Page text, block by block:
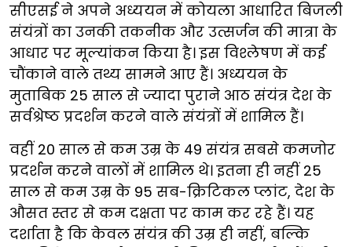
सीएसई ने अपने अध्ययन में कोयला आधारित बिजली
संयंत्रों का उनकी तकनीक और उत्सर्जन की मात्रा के
आधार पर मूल्यांकन किया है। इस विश्लेषण में कई
चौंकाने वाले तथ्य सामने आए हैं। अध्ययन के
मुताबिक 25 साल से ज्यादा पुराने आठ संयंत्र देश के
सर्वश्रेष्ठ प्रदर्शन करने वाले संयंत्रों में शामिल हैं।
वहीं 20 साल से कम उम्र के 49 संयंत्र सबसे कमजोर
प्रदर्शन करने वालों में शामिल थे। इतना ही नहीं 25
साल से कम उम्र के 95 सब-क्रिटिकल प्लांट, देश के
औसत स्तर से कम दक्षता पर काम कर रहे हैं। यह
दर्शाता है कि केवल संयंत्र की उम्र ही नहीं, बल्कि